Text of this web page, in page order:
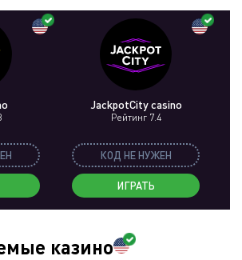
JackpotCity casino
Рейтинг 7.4
КОД НЕ НУЖЕН
ИГРАТЬ
казино